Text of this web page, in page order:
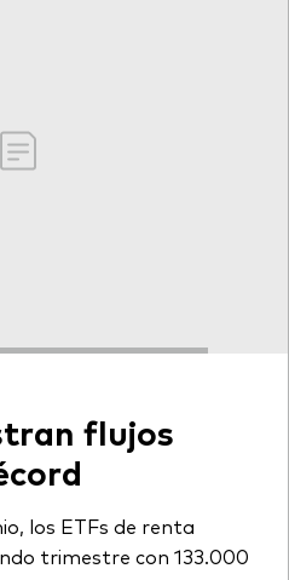
flujos
los ETFs de renta
trimestre con 133.000